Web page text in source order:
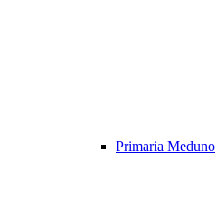
Primaria Meduno